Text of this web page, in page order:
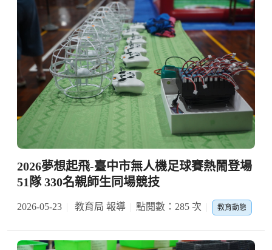
2026夢想起飛-臺中市無人機足球賽熱鬧登場
51隊 330名親師生同場競技
2026-05-23 教育局 報導 點閱數：285 次 教育動態